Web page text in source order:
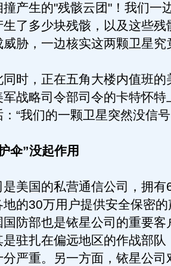
产生的"残骸云团"！我们一
了多少块残骸，以及这些残
胁，一边核实这两颗卫星究
，正在五角大楼内值班的
战略司令部司令的卡特怀特
“我们的一颗卫星突然没信
伞”没起作用
国的私营通信公司，拥有
的30万用户提供安全保密
防部也是铱星公司的重要客
驻扎在偏远地区的作战部队
严重。另一方面，铱星公司